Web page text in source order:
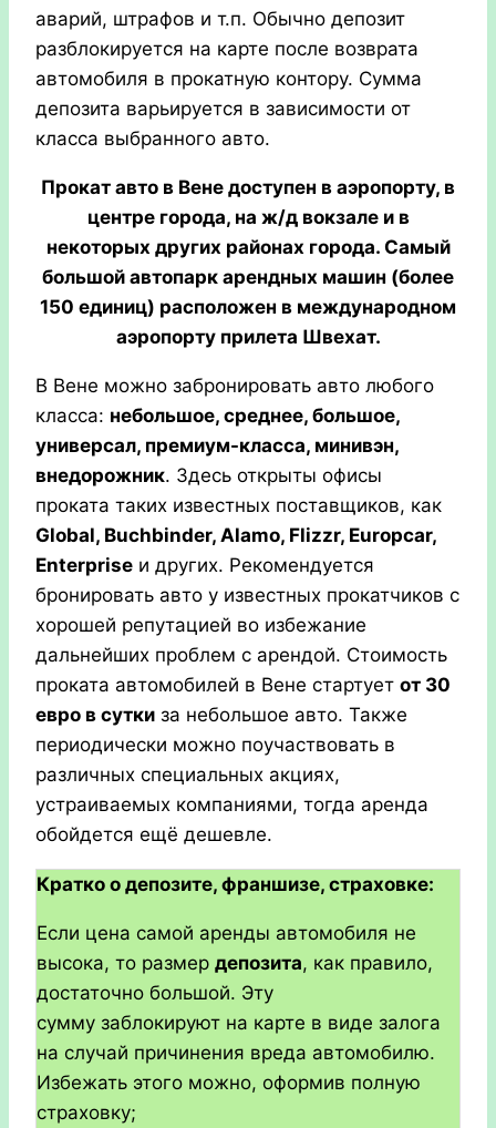
аварий, штрафов и т.п. Обычно депозит
разблокируется на карте после возврата
автомобиля в прокатную контору. Сумма
депозита варьируется в зависимости от
класса выбранного авто.
Прокат авто в Вене доступен в аэропорту, в
центре города, на ж/д вокзале и в
некоторых других районах города. Самый
большой автопарк арендных машин (более
150 единиц) расположен в международном
аэропорту прилета Швехат.
В Вене можно забронировать авто любого
класса: небольшое, среднее, большое,
универсал, премиум-класса, минивэн,
внедорожник. Здесь открыты офисы
проката таких известных поставщиков, как
Global, Buchbinder, Alamo, Flizzr, Europcar,
Enterprise и других. Рекомендуется
бронировать авто у известных прокатчиков с
хорошей репутацией во избежание
дальнейших проблем с арендой. Стоимость
проката автомобилей в Вене стартует от 30
евро в сутки за небольшое авто. Также
периодически можно поучаствовать в
различных специальных акциях,
устраиваемых компаниями, тогда аренда
обойдется ещё дешевле.
Кратко о депозите, франшизе, страховке:
Если цена самой аренды автомобиля не
высока, то размер депозита, как правило,
достаточно большой. Эту
сумму заблокируют на карте в виде залога
на случай причинения вреда автомобилю.
Избежать этого можно, оформив полную
страховку;